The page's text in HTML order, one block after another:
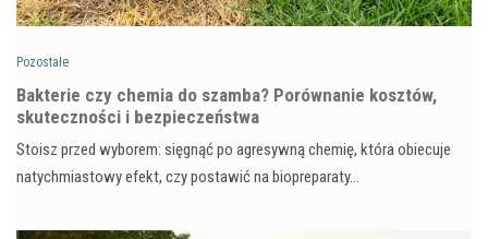
Pozostałe
Bakterie czy chemia do szamba? Porównanie kosztów,
skuteczności i bezpieczeństwa
Stoisz przed wyborem: sięgnąć po agresywną chemię, która obiecuje
natychmiastowy efekt, czy postawić na biopreparaty…